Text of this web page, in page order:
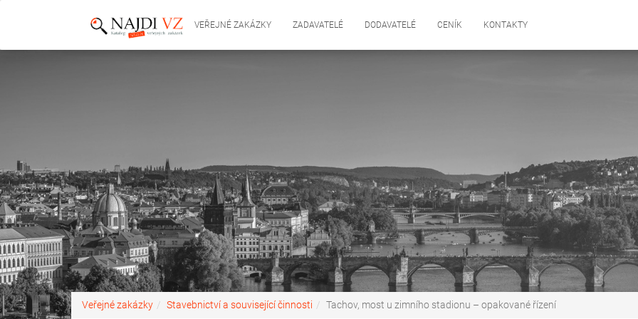
VEŘEJNÉ ZAKÁZKY ZADAVATELÉ DODAVATELÉ CENÍK KONTAKTY
Veřejné zakázky Stavebnictví a související činnosti Tachov, most u zimního stadionu – opakované řízení